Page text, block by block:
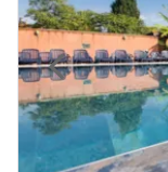
Previous